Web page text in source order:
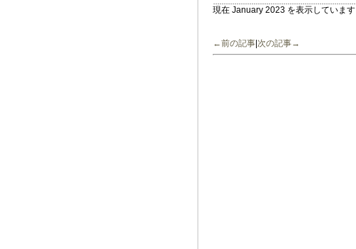
現在 January 2023 を表示しています
←前の記事 次の記事→